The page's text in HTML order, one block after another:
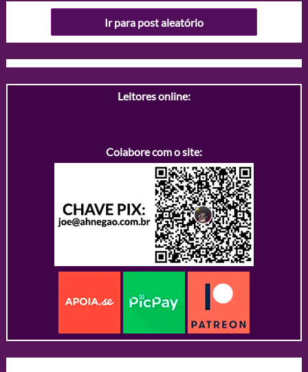
Ir para post aleatório
Leitores online:
Colabore com o site: